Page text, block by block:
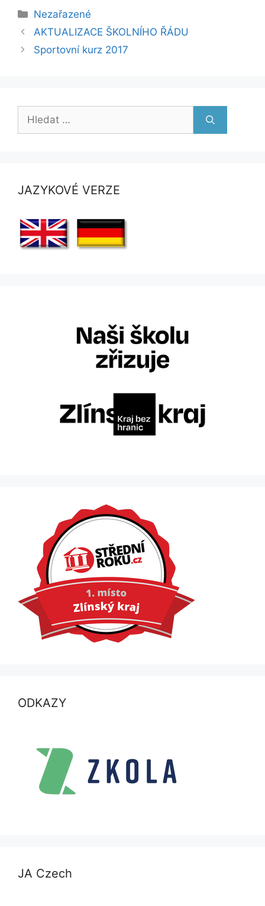
Rubriky
Nezařazené
AKTUALIZACE ŠKOLNÍHO ŘÁDU
Sportovní kurz 2017
Hledat:
JAZYKOVÉ VERZE
ODKAZY
JA Czech